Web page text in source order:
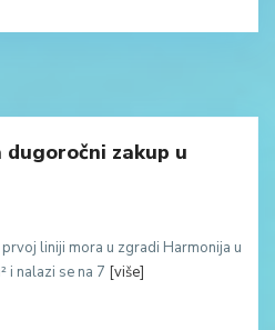
dugoročni zakup u
liniji mora u zgradi Harmonija u
i nalazi se na 7 [više]